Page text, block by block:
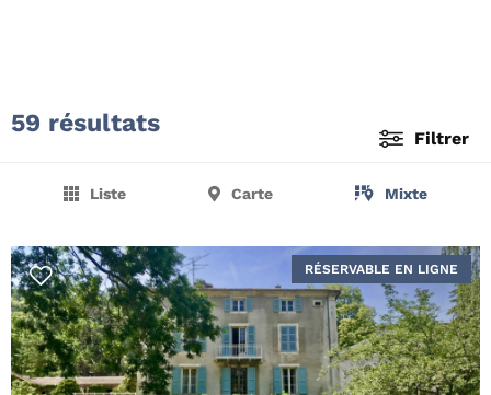
59 résultats
Filtrer
Liste Carte Mixte
RÉSERVABLE EN LIGNE